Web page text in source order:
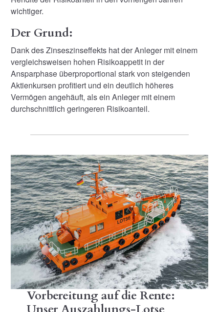
wichtiger.
Der Grund:
Dank des Zinseszinseffekts hat der Anleger mit einem
vergleichsweisen hohen Risikoappetit in der
Ansparphase überproportional stark von steigenden
Aktienkursen profitiert und ein deutlich höheres
Vermögen angehäuft, als ein Anleger mit einem
durchschnittlich geringeren Risikoanteil.
Vorbereitung auf die Rente: